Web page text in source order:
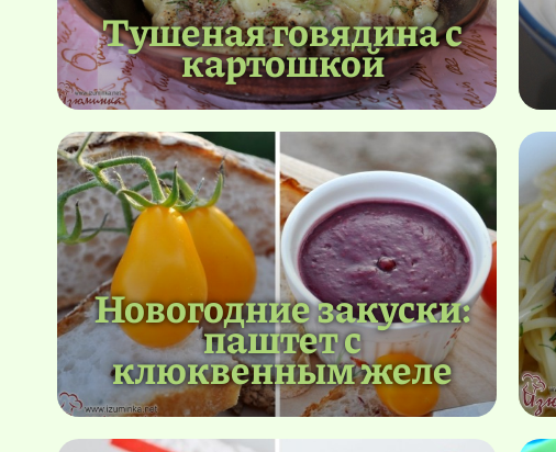
Тушеная говядина с
картошкой
Новогодние закуски:
паштет с
клюквенным желе